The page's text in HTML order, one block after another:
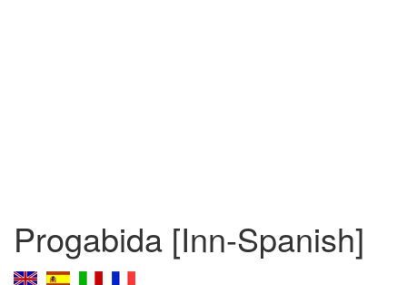
Progabida [Inn-Spanish]